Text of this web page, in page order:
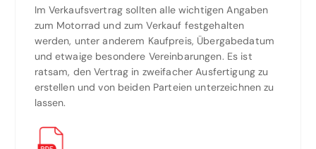
Im Verkaufsvertrag sollten alle wichtigen Angaben
zum Motorrad und zum Verkauf festgehalten
werden, unter anderem Kaufpreis, Übergabedatum
und etwaige besondere Vereinbarungen. Es ist
ratsam, den Vertrag in zweifacher Ausfertigung zu
erstellen und von beiden Parteien unterzeichnen zu
lassen.